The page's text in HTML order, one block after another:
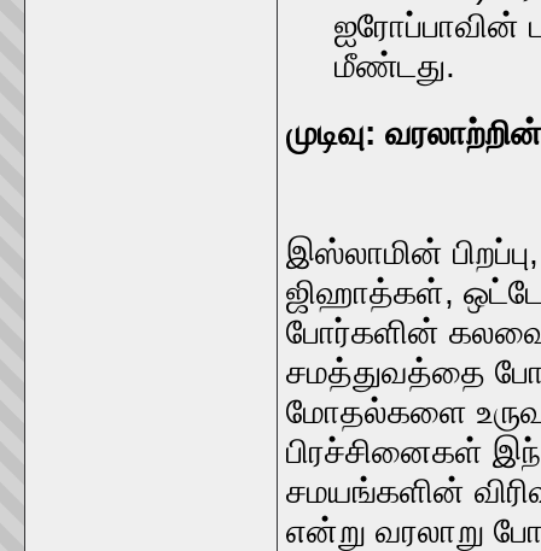
ஐரோப்பாவின்
மீண்டது.
முடிவு:
இஸ்லாமின்
ஜிஹாத்கள்,
போர்களின்
சமத்துவத்தை
மோதல்களை
பிரச்சினைகள்
சமயங்களின்
என்று வரலாறு